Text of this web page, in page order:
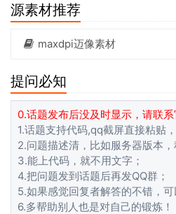
源素材推荐
maxdpi迈像素材
提问必知
0.话题发布后没及时显示，请联系
1.话题支持代码,qq截屏直接粘贴
2.问题描述清，比如服务器版本，
3.能上代码，就不用文字；
4.把问题发到话题后再发QQ群；
5.如果感觉回复者解答的不错，可
6.多帮助别人也是对自己的锻炼！